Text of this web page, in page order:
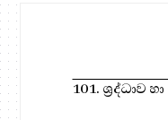
101. ශ්‍රද්ධාව